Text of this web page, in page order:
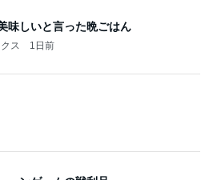
ーンゲームの戦利品
ス 2日前